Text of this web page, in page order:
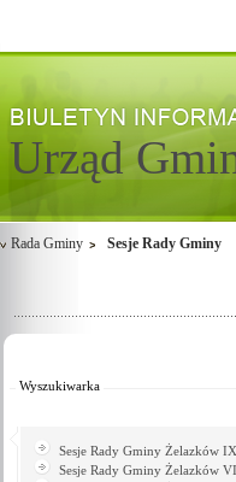
Urząd
Rada Gminy Sesje Rady Gminy
Wyszukiwarka
Sesje Rady Gminy Żelazków
Sesje Rady Gminy Żelazków